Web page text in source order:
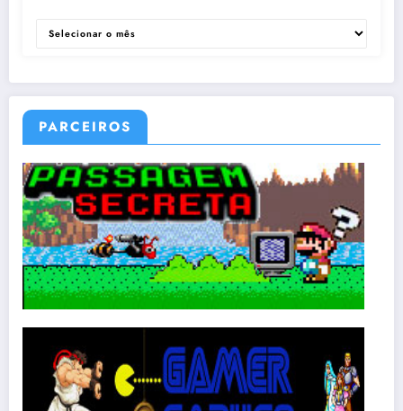
ARQUIVOS
PARCEIROS